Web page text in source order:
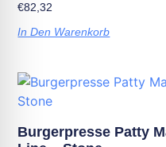
€82,32
In Den Warenkorb
Burgerpresse Patty